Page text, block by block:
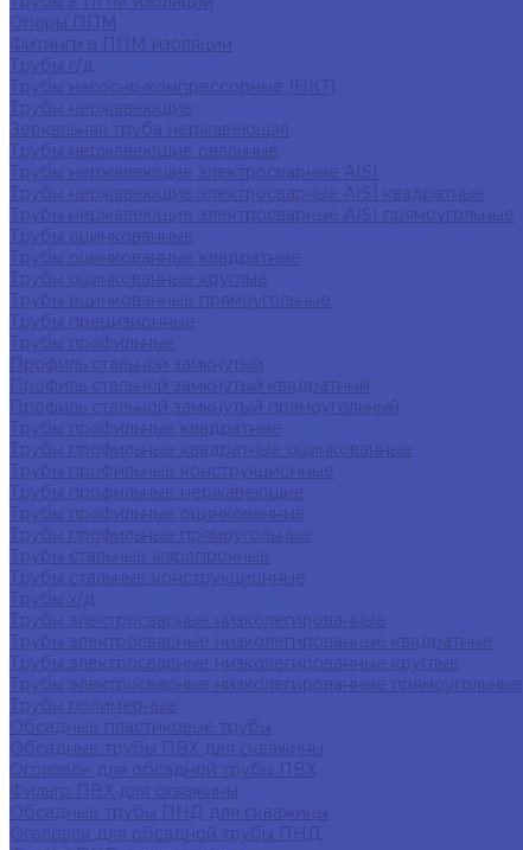
Опоры ППМ
Фитинги в ППМ изоляции
Трубы г/д
Трубы насосно-компрессорные (НКТ)
Трубы нержавеющие
Зеркальная труба нержавеющая
Трубы нержавеющие овальные
Трубы нержавеющие электросварные AISI
Трубы нержавеющие электросварные AISI квадратные
Трубы нержавеющие электросварные AISI прямоугольные
Трубы оцинкованные
Трубы оцинкованные квадратные
Трубы оцинкованные круглые
Трубы оцинкованные прямоугольные
Трубы прецизионные
Трубы профильные
Профиль стальной замкнутый
Профиль стальной замкнутый квадратный
Профиль стальной замкнутый прямоугольный
Трубы профильные квадратные
Трубы профильные квадратные оцинкованные
Трубы профильные конструкционные
Трубы профильные нержавеющие
Трубы профильные оцинкованные
Трубы профильные прямоугольные
Трубы стальные жаропрочные
Трубы стальные конструкционные
Трубы х/д
Трубы электросварные низколегированные
Трубы электросварные низколегированные квадратные
Трубы электросварные низколегированные круглые
Трубы электросварные низколегированные прямоугольные
Трубы полимерные
Обсадные пластиковые трубы
Обсадные трубы ПВХ для скважины
Оголовок для обсадной трубы ПВХ
Фильтр ПВХ для скважины
Обсадные трубы ПНД для скважины
Оголовок для обсадной трубы ПНД